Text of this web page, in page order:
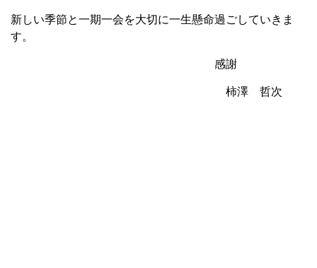
新しい季節と一期一会を大切に一生懸命過ごしていきま
す。
感謝
柿澤 哲次